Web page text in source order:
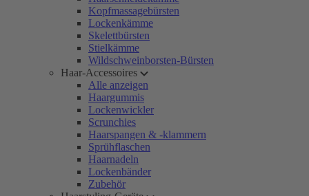
Kopfmassagebürsten
Lockenkämme
Skelettbürsten
Stielkämme
Wildschweinborsten-Bürsten
Haar-Accessoires
Alle anzeigen
Haargummis
Lockenwickler
Scrunchies
Haarspangen & -klammern
Sprühflaschen
Haarnadeln
Lockenbänder
Zubehör